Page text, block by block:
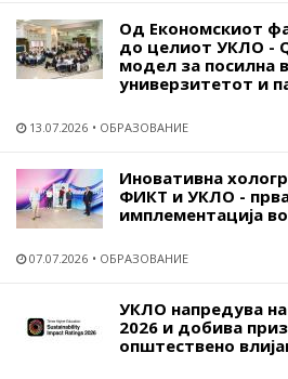
Од Економскиот
до целиот УКЛО -
модел за посилна
универзитетот и
13.07.2026 ОБРАЗОВАНИЕ
Иновативна
ФИКТ и УКЛО -
имплементација
07.07.2026 ОБРАЗОВАНИЕ
УКЛО напредува на
2026 и добива
општествено